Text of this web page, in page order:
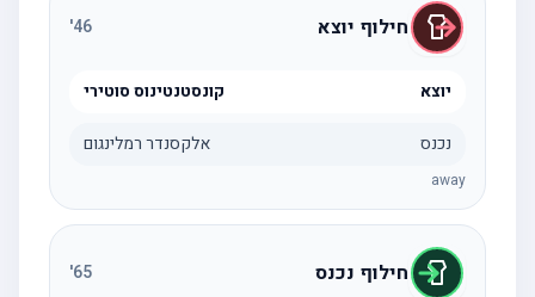
חילוף יוצא 46
'
יוצא קונסטנטינוס סוטירי
נכנס אלקסנדר רמלינגום
away
חילוף נכנס 65
'